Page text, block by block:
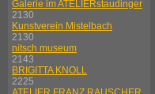
Galerie im ATELIERstaudinger
2130
Kunstverein Mistelbach
2130
nitsch museum
2143
BRIGITTA KNOLL
2225